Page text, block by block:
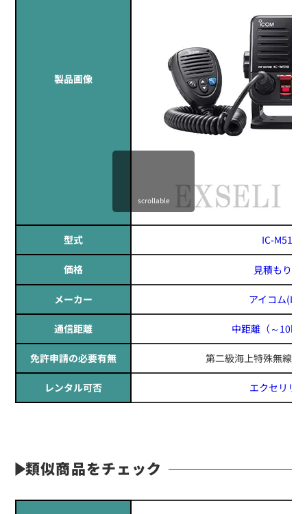
製品画像
型式 IC-M510J
価格 見積もりす
メーカー アイコム
通信距離 中距離（～10km
免許申請の必要有無 第二級海上特殊無線技
レンタル可否 エクセリリ
scrollable
類似商品をチェック